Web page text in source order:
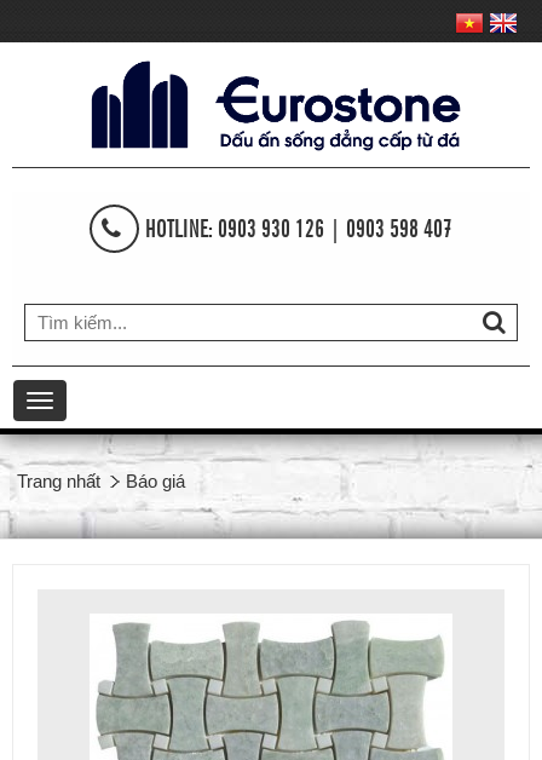
HOTLINE: 0903 930 126 | 0903 598 407
Toggle
navigation
Trang nhất Báo giá